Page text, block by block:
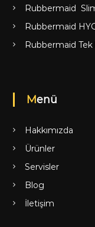
Rubbermaid
Rubbermaid
Rubbermaid Tek
Menü
Hakkımızda
Ürünler
Servisler
Blog
İletişim